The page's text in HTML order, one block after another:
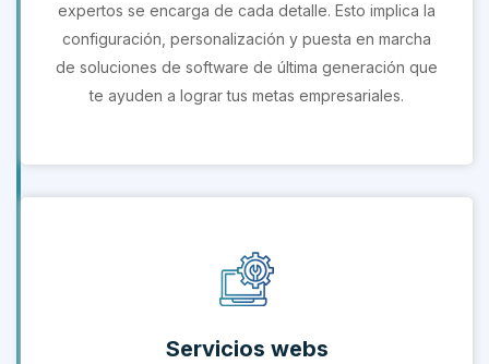
expertos se encarga de cada detalle. Esto implica la
configuración, personalización y puesta en marcha
de soluciones de software de última generación que
te ayuden a lograr tus metas empresariales.
Servicios webs